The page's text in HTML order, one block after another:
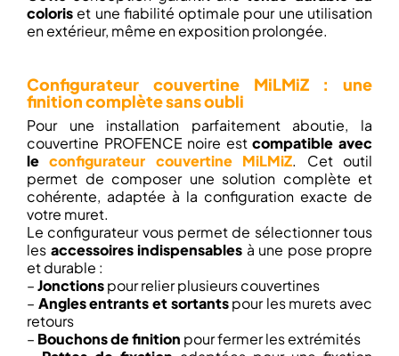
coloriset une fiabilité optimale pour une utilisation
en extérieur, même en exposition prolongée.
Configurateur couvertine MiLMiZ : une
finition complète sans oubli
Pour une installation parfaitement aboutie, la
couvertine PROFENCE noire estcompatible avec
leconfigurateur couvertine MiLMiZ. Cet outil
permet de composer une solution complète et
cohérente, adaptée à la configuration exacte de
votre muret.
Le configurateur vous permet de sélectionner tous
les accessoires indispensables à une pose propre
et durable :
–Jonctionspour relier plusieurs couvertines
– Angles entrants et sortantspour les murets avec
retours
– Bouchons de finition pour fermer les extrémités